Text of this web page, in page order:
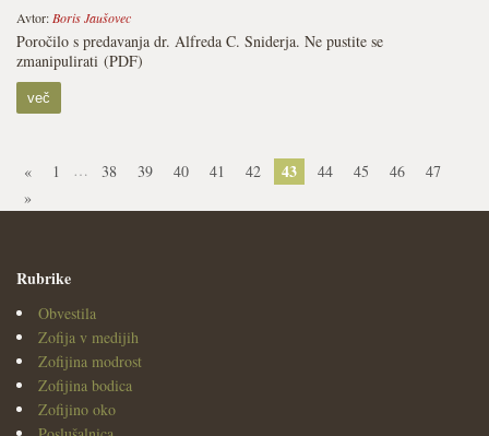
Avtor: Boris Jaušovec
Poročilo s predavanja dr. Alfreda C. Sniderja. Ne pustite se
zmanipulirati (PDF)
več
« 1 … 38 39 40 41 42 43 44 45 46
47
»
Rubrike
Obvestila
Zofija v medijih
Zofijina modrost
Zofijina bodica
Zofijino oko